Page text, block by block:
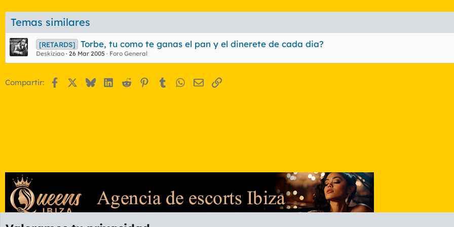
Temas similares
[RETARDS] Torbe, tu como te ganas el pan y el dinerete de cada dia?
Deskiziao 26 Mar 2005 Foro General
Compartir: FacebookBlueskyLinkedIn
Reddit Pinterest
Tumblr WhatsApp
EmailEnlace